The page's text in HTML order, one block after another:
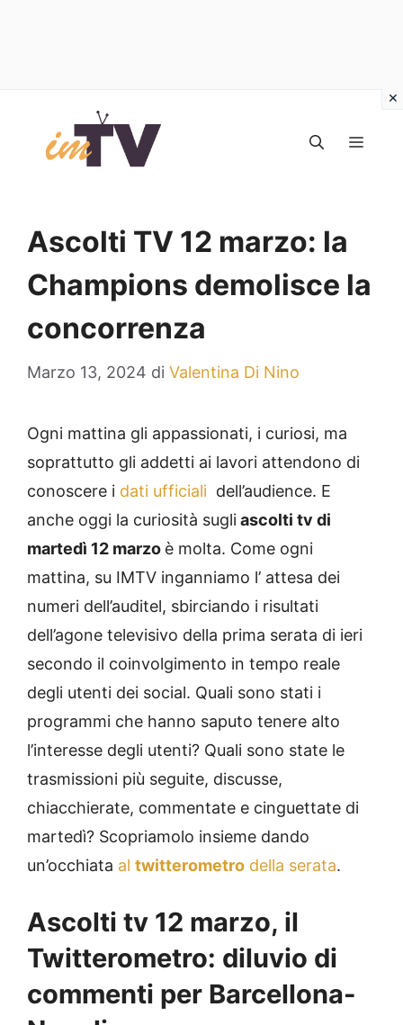
contenuto
Ascolti TV 12 marzo: la
Champions demolisce la
concorrenza
Marzo 13, 2024 di Valentina Di Nino
Ogni mattina gli appassionati, i curiosi, ma
soprattutto gli addetti ai lavori attendono di
conoscere i dati ufficiali dell’audience. E
anche oggi la curiosità sugliascolti tv di
martedì 12 marzo è molta. Come ogni
mattina, su IMTV inganniamo l’ attesa dei
numeri dell’auditel, sbirciando i risultati
dell’agone televisivo della prima serata di ieri
secondo il coinvolgimento in tempo reale
degli utenti dei social. Quali sono stati i
programmi che hanno saputo tenere alto
l’interesse degli utenti? Quali sono state le
trasmissioni più seguite, discusse,
chiacchierate, commentate e cinguettate di
martedì? Scopriamolo insieme dando
un’occhiata al twitterometro della serata.
Ascolti tv 12 marzo, il
Twitterometro: diluvio di
commenti per Barcellona-